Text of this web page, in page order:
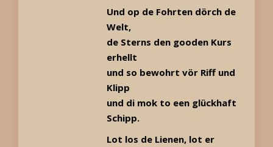
Und op de Fohrten dörch de
Welt,
de Sterns den gooden Kurs
erhellt
und so bewohrt vör Riff und
Klipp
und di mok to een glückhaft
Schipp.
Lot los de Lienen, lot er